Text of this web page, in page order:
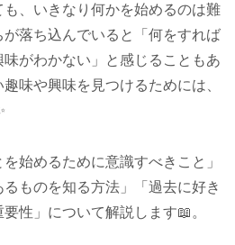
、いきなり何かを始めるのは難
落ち込んでいると「何をすれば
がわかない」と感じることもあ
味や興味を見つけるためには、
始めるために意識すべきこと」
るものを知る方法」「過去に好き
性」について解説します📖。